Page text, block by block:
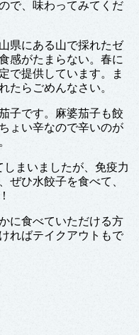
で、味わってみてくだ
県にある山で採れたゼ
感がたまらない。春に
で提供しています。ま
たらごめんなさい。
子です。麻婆茄子も餃
ょい辛なので辛いのが
まいましたが、免疫力
ぜひ水餃子を食べて、
！
に食べていただける方
ればテイクアウトもで